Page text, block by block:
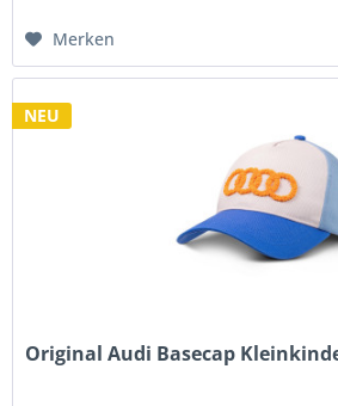
Merken
NEU
Original Audi Basecap